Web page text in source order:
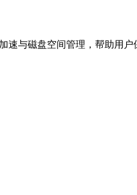
速与磁盘空间管理，帮助用